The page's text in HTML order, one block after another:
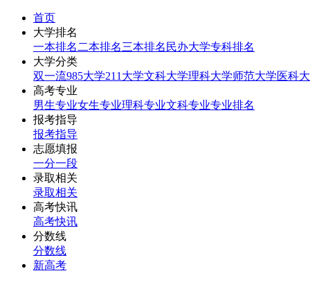
首页
大学排名
一本排名 二本排名三本排名 民办大学专科排名
大学分类
双一流985大学211大学文科大学理科大学师范大学医科
高考专业
男生专业女生专业理科专业文科专业专业排名
报考指导
报考指导
志愿填报
一分一段
录取相关
录取相关
高考快讯
高考快讯
分数线
分数线
新高考